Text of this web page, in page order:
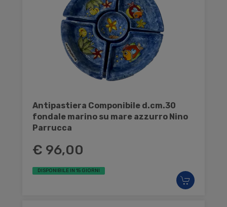
Antipastiera Componibile d.cm.30
fondale marino su mare azzurro Nino
Parrucca
€ 96,00
DISPONIBILE IN 15 GIORNI